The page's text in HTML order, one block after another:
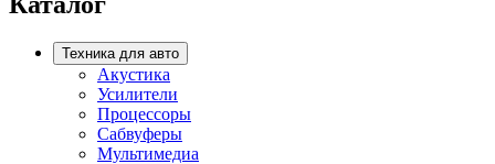
Техника для авто
Акустика
Усилители
Процессоры
Сабвуферы
Мультимедиа